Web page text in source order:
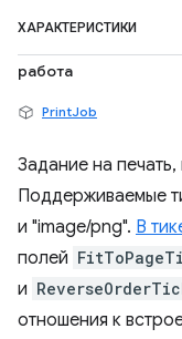
ХАРАКТЕРИСТИКИ
работа
PrintJob
Задание на
Поддерживаемые
и "image/png". В
полей
и
отношения к